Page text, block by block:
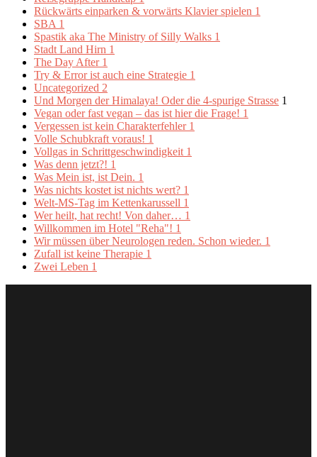
Rückwärts einparken & vorwärts Klavier spielen 1
SBA 1
Spastik aka The Ministry of Silly Walks 1
Stadt Land Hirn 1
The Day After 1
Try & Error ist auch eine Strategie 1
Uncategorized 2
Und Morgen der Himalaya! Oder die 4-spurige Strasse 1
Vegan oder fast vegan – das ist hier die Frage! 1
Vergessen ist kein Charakterfehler 1
Volle Schubkraft voraus! 1
Vollgas in Schrittgeschwindigkeit 1
Was denn jetzt?! 1
Was Mein ist, ist Dein. 1
Was nichts kostet ist nichts wert? 1
Welt-MS-Tag im Kettenkarussell 1
Wer heilt, hat recht! Von daher… 1
Willkommen im Hotel "Reha"! 1
Wir müssen über Neurologen reden. Schon wieder. 1
Zufall ist keine Therapie 1
Zwei Leben 1